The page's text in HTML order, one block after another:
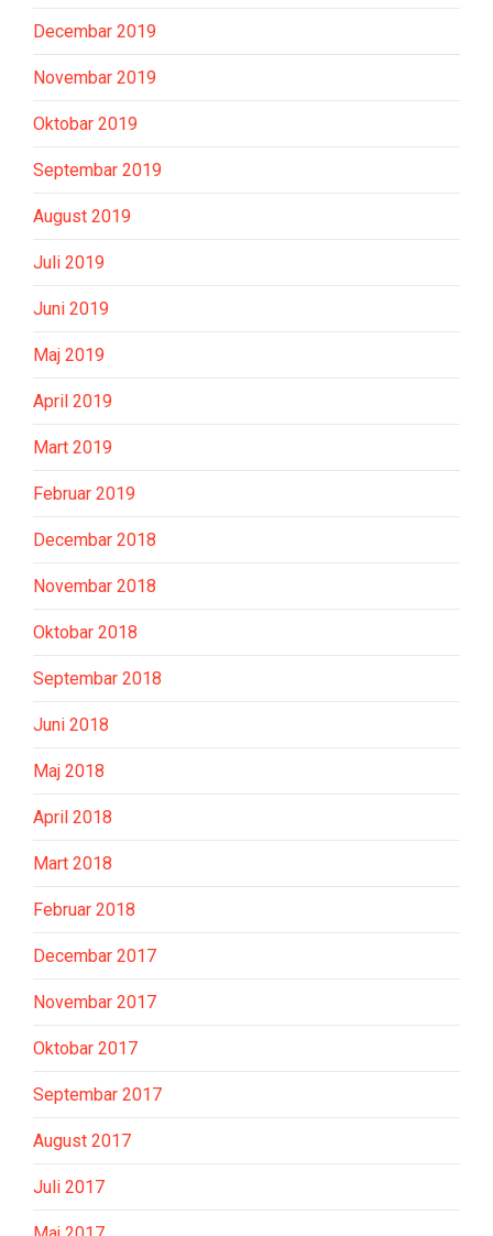
Decembar 2019
Novembar 2019
Oktobar 2019
Septembar 2019
August 2019
Juli 2019
Juni 2019
Maj 2019
April 2019
Mart 2019
Februar 2019
Decembar 2018
Novembar 2018
Oktobar 2018
Septembar 2018
Juni 2018
Maj 2018
April 2018
Mart 2018
Februar 2018
Decembar 2017
Novembar 2017
Oktobar 2017
Septembar 2017
August 2017
Juli 2017